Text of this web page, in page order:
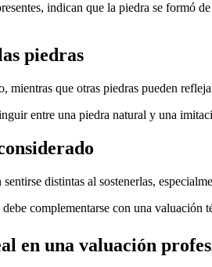
indican que la piedra se formó
piedras
mientras que otras piedras pueden
entre una piedra natural y una
distintas al sostenerlas,
complementarse con una valuación
en una valuación